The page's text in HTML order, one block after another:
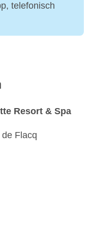
telefonisch
Resort & Spa
Flacq